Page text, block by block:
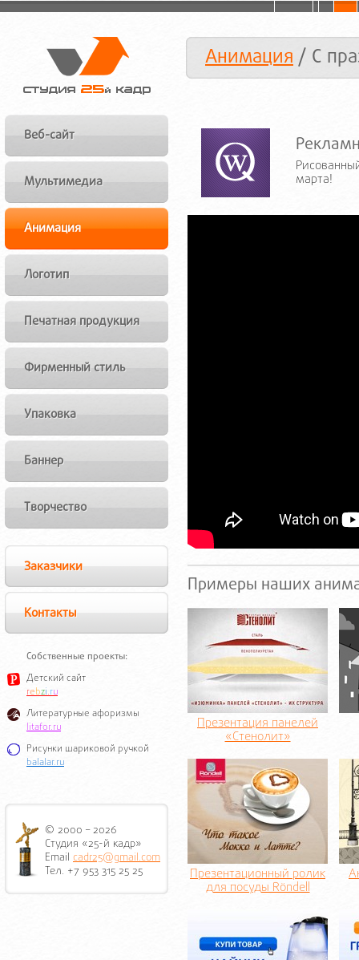
Анимация/ С
Веб-сайт
Мультимедиа
Анимация
Логотип
Печатная продукция
Фирменный стиль
Упаковка
Баннер
Творчество
Заказчики
Контакты
Собственные проекты:
Детский сайт
rebzi.ru
Литературные афоризмы
litafor.ru
Рисунки шариковой ручкой
balalar.ru
© 2000 – 2026
Студия «25-й кадр»
Email cadr25@gmail.com
Тел. +7 953 315 25 25
марта!
Примеры наших
Презентация панелей
«Стенолит»
Презентационный ролик
для посуды Röndell